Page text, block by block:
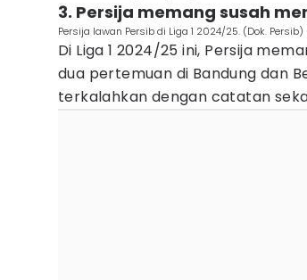
3. Persija memang susah
Persija lawan Persib di Liga 1 2024/25. (Dok. Persib)
Di Liga 1 2024/25 ini, Persija
dua pertemuan di Bandung dan
terkalahkan dengan catatan